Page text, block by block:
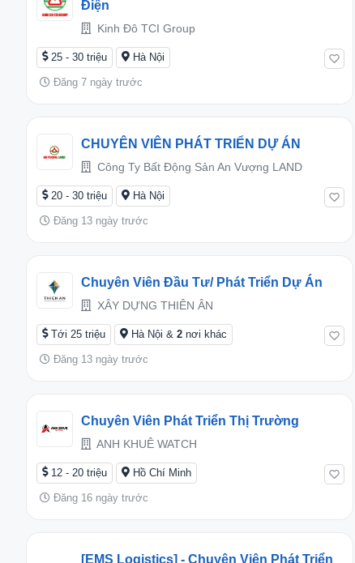
Điện
Kinh Đô TCI Group
25 - 30 triệu Hà Nội
Đăng 7 ngày trước
CHUYÊN VIÊN PHÁT TRIỂN DỰ ÁN
Công Ty Bất Động Sản An Vượng LAND
20 - 30 triệu Hà Nội
Đăng 13 ngày trước
Chuyên Viên Đầu Tư/ Phát Triển Dự Án
XÂY DỰNG THIÊN ÂN
Tới 25 triệu Hà Nội & 2 nơi khác
Đăng 13 ngày trước
Chuyên Viên Phát Triển Thị Trường
ANH KHUÊ WATCH
12 - 20 triệu Hồ Chí Minh
Đăng 16 ngày trước
[EMS Logistics] - Chuyên Viên Phát Triển